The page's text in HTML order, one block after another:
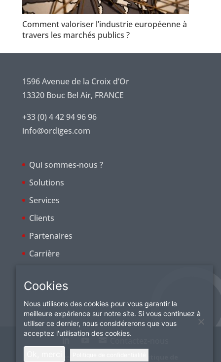
Comment valoriser l’industrie européenne à
travers les marchés publics ?
1596 Avenue de la Croix d’Or
13320 Bouc Bel Air, FRANCE
+33 (0) 4 42 94 96 96
info@ordiges.com
Qui sommes-nous ?
Solutions
Services
Clients
Partenaires
Carrière
Cookies
Nous utilisons des cookies pour vous garantir la
meilleure expérience sur notre site. Si vous continuez à
utiliser ce dernier, nous considérerons que vous
acceptez l'utilisation des cookies.